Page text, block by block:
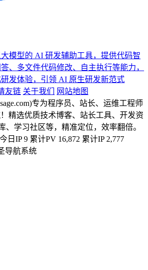
模型的 AI 研发辅助工具，提供代码智
、多文件代码修改、自主执行等能力，
发体验，引领 AI 原生研发新范式
友链 关于我们
网站地图
专为程序员、站长、运维工程师
精选优质技术博客、站长工具、开发资
、学习社区等，精准定位，效率翻倍。
今日IP9 累计PV 16,872 累计IP 2,777
导航系统